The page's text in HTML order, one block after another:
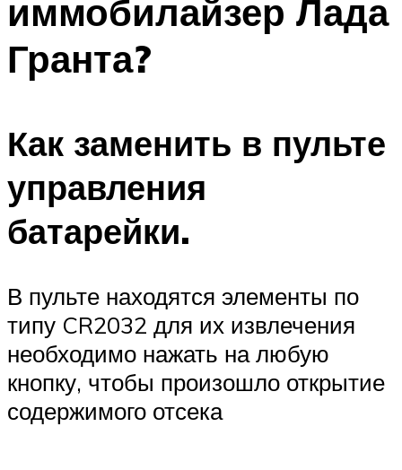
иммобилайзер Лада
Гранта?
Как заменить в пульте
управления
батарейки.
В пульте находятся элементы по
типу CR2032 для их извлечения
необходимо нажать на любую
кнопку, чтобы произошло открытие
содержимого отсека